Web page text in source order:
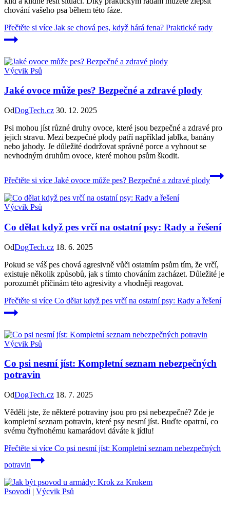
chování vašeho psa během této fáze.
Přečtěte si více Jak se chová pes, když hárá fena? Praktické rady
Výcvik Psů
Jaké ovoce může pes? Bezpečné a zdravé plody
OdDogTech.cz 30. 12. 2025
Psi mohou jíst různé druhy ovoce, které jsou bezpečné a zdravé pro
jejich stravu. Mezi bezpečné plody patří například jablka, banány
nebo jahody. Je důležité dodržovat správné porce a vyhnout se
nevhodným druhům ovoce, které mohou psům škodit.
Přečtěte si více Jaké ovoce může pes? Bezpečné a zdravé plody
Výcvik Psů
Co dělat když pes vrčí na ostatní psy: Rady a řešení
OdDogTech.cz 18. 6. 2025
Pokud se váš pes chová agresivně vůči ostatním psům tím, že vrčí,
existuje několik způsobů, jak s tímto chováním zacházet. Důležité je
porozumět příčinám této agresivity a vhodněji reagovat.
Přečtěte si více Co dělat když pes vrčí na ostatní psy: Rady a řešení
Výcvik Psů
Co psi nesmí jíst: Kompletní seznam nebezpečných
potravin
OdDogTech.cz 18. 7. 2025
Věděli jste, že některé potraviny jsou pro psi nebezpečné? Zde je
kompletní seznam potravin, které psy nesmí jíst. Buďte opatrní, co
svému čtyřnohému kamarádovi dáváte k jídlu!
Přečtěte si více Co psi nesmí jíst: Kompletní seznam nebezpečných
potravin
Psovodi | Výcvik Psů